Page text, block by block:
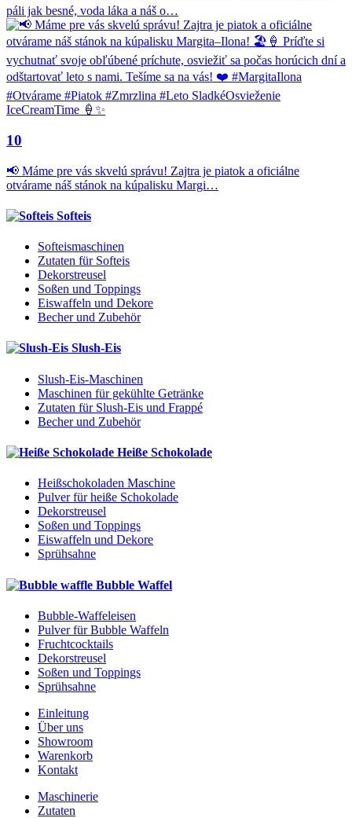
páli jak besné, voda láka a náš o…
10
📢 Máme pre vás skvelú správu! Zajtra je piatok a oficiálne
otvárame náš stánok na kúpalisku Margi…
Softeis
Softeismaschinen
Zutaten für Softeis
Dekorstreusel
Soßen und Toppings
Eiswaffeln und Dekore
Becher und Zubehör
Slush-Eis
Slush-Eis-Maschinen
Maschinen für gekühlte Getränke
Zutaten für Slush-Eis und Frappé
Becher und Zubehör
Heiße Schokolade
Heißschokoladen Maschine
Pulver für heiße Schokolade
Dekorstreusel
Soßen und Toppings
Eiswaffeln und Dekore
Sprühsahne
Bubble Waffel
Bubble-Waffeleisen
Pulver für Bubble Waffeln
Fruchtcocktails
Dekorstreusel
Soßen und Toppings
Sprühsahne
Einleitung
Über uns
Showroom
Warenkorb
Kontakt
Maschinerie
Zutaten